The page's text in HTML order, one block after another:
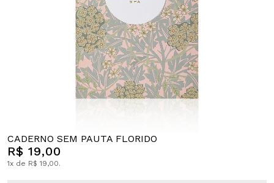
CADERNO SEM PAUTA FLORIDO
R$ 19,00
1x de R$ 19,00.